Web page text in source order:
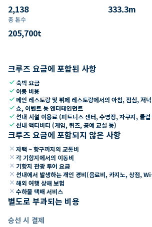
2,138 333.3m
총 톤수
205,700t
크루즈 요금에 포함된 사항
check숙박 요금
check 이동 비용
check 메인 레스토랑 및 뷔페 레스토랑에서의 아침, 점심, 저
check쇼, 이벤트 등 엔터테인먼트
check선내 시설 이용료 (피트니스 센터, 수영장, 자쿠지, 클
check선내 액티비티 (게임, 퀴즈, 공예 교실 등)
크루즈 요금에 포함되지 않은 사항
close 자택 ~ 항구까지의 교통비
close 각 기항지에서의 이동비
close 기항지 관광 투어 요금
close 선내에서 발생하는 개인 경비(음료비, 카지노, 상점,
close 해외 여행 상해 보험
close 수하물 택배 서비스
별도로 부과되는 비용
승선 시 결제